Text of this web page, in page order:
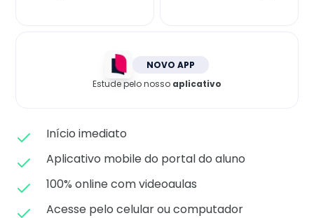
NOVO APP
Estude pelo nosso aplicativo
Início imediato
Aplicativo mobile do portal do aluno
100% online com videoaulas
Acesse pelo celular ou computador